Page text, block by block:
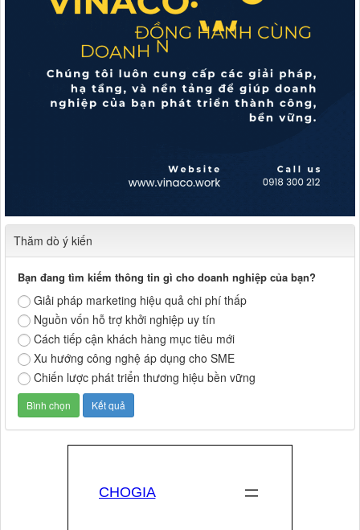
Thăm dò ý kiến
Bạn đang tìm kiếm thông tin gì cho doanh nghiệp của bạn?
Giải pháp marketing hiệu quả chi phí thấp
Nguồn vốn hỗ trợ khởi nghiệp uy tín
Cách tiếp cận khách hàng mục tiêu mới
Xu hướng công nghệ áp dụng cho SME
Chiến lược phát triển thương hiệu bền vững